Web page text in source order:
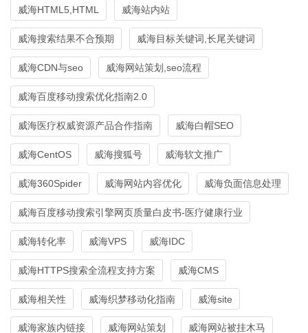
威海HTML5,HTML 威海站内站
威海搜索结果不合预期 威海目标关键词,长尾关键词
威海CDN与seo 威海网站策划,seo流程
威海百度移动搜索优化指南2.0
威海医疗权威资源产品合作指南 威海白帽SEO
威海CentOS 威海搜狐号 威海软文推广
威海360Spider 威海网站内容优化 威海负面信息处理
威海百度移动搜索引擎网页质量白皮书-医疗健康行业
威海转化率 威海VPS 威海IDC
威海HTTPS搜索全流程支持方案 威海CMS
威海相关性 威海织梦移动化指南 威海site
威海家族内链接 威海网站策划 威海网站被挂木马